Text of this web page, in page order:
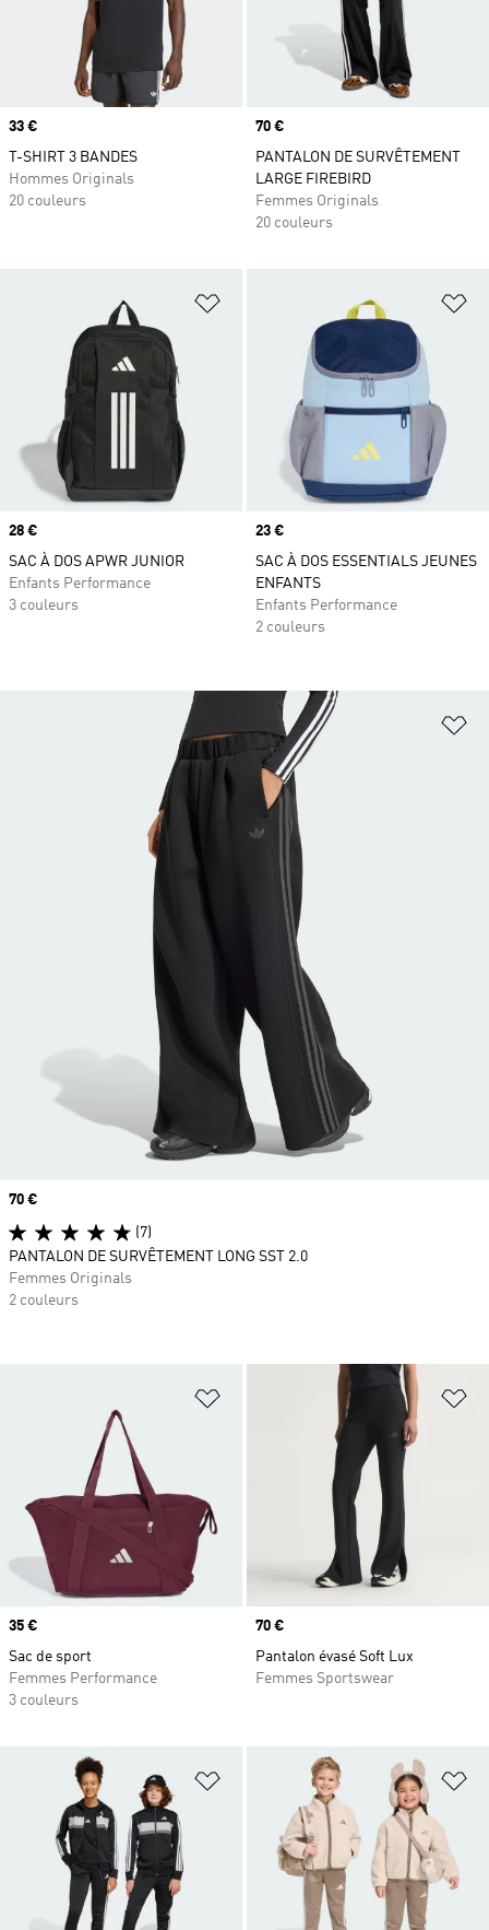
Prix
33 €
T-SHIRT 3 BANDES
Hommes Originals
20 couleurs
Prix
70 €
PANTALON DE SURVÊTEMENT
LARGE FIREBIRD
Femmes Originals
20 couleurs
Ajouter à la Liste de produits
Prix
28 €
SAC À DOS APWR JUNIOR
Enfants Performance
3 couleurs
Prix
23 €
SAC À DOS ESSENTIALS JEUNES
ENFANTS
Enfants Performance
2 couleurs
Ajouter à la Liste de produits
Prix
35 €
Sac de sport
Femmes Performance
3 couleurs
Prix
70 €
Pantalon évasé Soft Lux
Femmes Sportswear
Ajouter à la Liste de produits
Prix
70 €
(7)
PANTALON DE SURVÊTEMENT LONG SST 2.0
Femmes Originals
2 couleurs